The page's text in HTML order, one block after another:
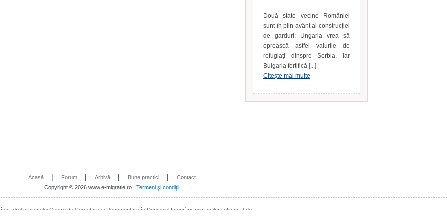
Bulgaria fortifică [...]
Citeşte mai multe
Acasă | Forum | Arhivă | Bune practici |
Contact
Copyright © 2026 www.e-migratie.ro | Termeni şi condiţii
în cadrul proiectului Centru de Cercetare şi Documentare în Domeniul Integrării Imigranţilor cofinanţat de